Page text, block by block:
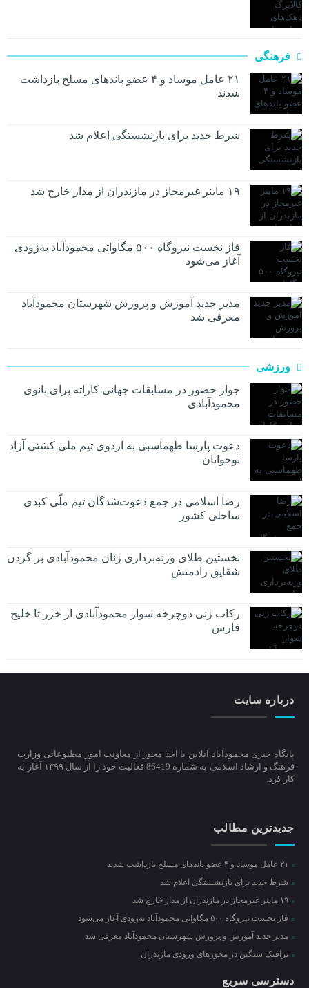
فرهنگی
۲۱ عامل موساد و ۴ عضو باند‌های مسلح بازداشت
شدند
شرط جدید برای بازنشستگی اعلام شد
۱۹ ماینر غیرمجاز در مازندران از مدار خارج شد
فاز نخست نیروگاه ۵۰۰ مگاواتی محمودآباد به‌زودی
آغاز می‌شود
مدیر جدید آموزش و پرورش شهرستان محمودآباد
معرفی شد
ورزشی
جواز حضور در مسابقات جهانی کاراته برای بانوی
محمودآبادی
دعوت پارسا طهماسبی به اردوی تیم ملی کشتی آزاد
نوجوانان
رضا اسلامی در جمع دعوت‌شدگان تیم ملّی کبدی
ساحلی کشور
نخستین طلای وزنه‌برداری زنان محمودآبادی بر گردن
شقایق رادمنش
رکاب زنی دوچرخه سوار محمودآبادی از خزر تا خلیج
فارس
درباره سایت
پایگاه خبری محمودآباد آنلاین با اخذ مجوز از معاونت امور مطبوعاتی وزارت
فرهنگ و ارشاد اسلامی به شماره 86419 فعالیت خود را از سال ۱۳۹۹ آغاز به
کار کرد.
جدیدترین مطالب
شرط جدید برای بازنشستگی اعلام شد
۱۹ ماینر غیرمجاز در مازندران از مدار خارج شد
فاز نخست نیروگاه ۵۰۰ مگاواتی محمودآباد به‌زودی آغاز می‌شود
مدیر جدید آموزش و پرورش شهرستان محمودآباد معرفی شد
ترافیک سنگین در محور‌های ورودی مازندران
دسترسی سریع